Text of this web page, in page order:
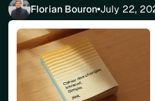
Florian Bouron July 22,